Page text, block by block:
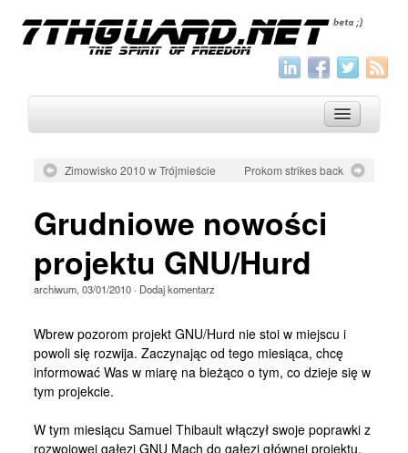
Archiwum
Wszystko
Aktualności
Krótkie
Jak pisać
Zimowisko 2010 w Trójmieście Prokom strikes back
Grudniowe nowości
projektu GNU/Hurd
archiwum, 03/01/2010· Dodaj komentarz
Wbrew pozorom projekt GNU/Hurd nie stoi w miejscu i
powoli się rozwija. Zaczynając od tego miesiąca, chcę
informować Was w miarę na bieżąco o tym, co dzieje się w
tym projekcie.
W tym miesiącu Samuel Thibault włączył swoje poprawki z
rozwojowej gałęzi GNU Mach do gałęzi głównej projektu,